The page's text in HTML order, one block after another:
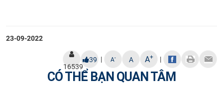
23-09-2022
16539
39 | A- A A+ |
CÓ THỂ BẠN QUAN TÂM